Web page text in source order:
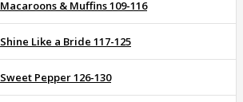
Macaroons & Muffins 109-116
Shine Like a Bride 117-125
Sweet Pepper 126-130